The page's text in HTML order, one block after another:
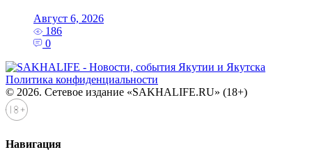
Август 6, 2026
186
0
Политика конфиденциальности
© 2026. Сетевое издание «SAKHALIFE.RU» (18+)
Навигация